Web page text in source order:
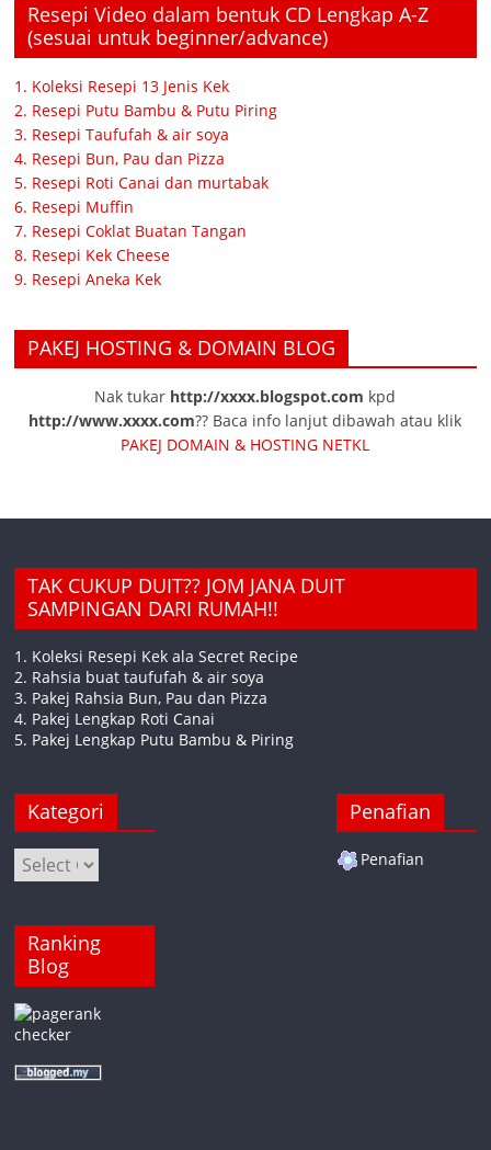
Resepi Video dalam bentuk CD Lengkap A-Z
(sesuai untuk beginner/advance)
1. Koleksi Resepi 13 Jenis Kek
2. Resepi Putu Bambu & Putu Piring
3. Resepi Taufufah & air soya
4. Resepi Bun, Pau dan Pizza
5. Resepi Roti Canai dan murtabak
6. Resepi Muffin
7. Resepi Coklat Buatan Tangan
8. Resepi Kek Cheese
9. Resepi Aneka Kek
PAKEJ HOSTING & DOMAIN BLOG
Nak tukar http://xxxx.blogspot.com kpd
http://www.xxxx.com?? Baca info lanjut dibawah atau klik
PAKEJ DOMAIN & HOSTING NETKL
TAK CUKUP DUIT?? JOM JANA DUIT
SAMPINGAN DARI RUMAH!!
1. Koleksi Resepi Kek ala Secret Recipe
2. Rahsia buat taufufah & air soya
3. Pakej Rahsia Bun, Pau dan Pizza
4. Pakej Lengkap Roti Canai
5. Pakej Lengkap Putu Bambu & Piring
Kategori
Kategori
Ranking
Blog
Penafian
Penafian